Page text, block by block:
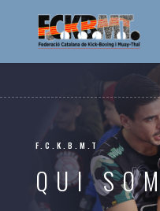
F.C.K.B.M.T
QUI SOM